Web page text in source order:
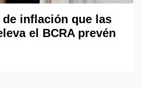
inflación que las
el BCRA prevén